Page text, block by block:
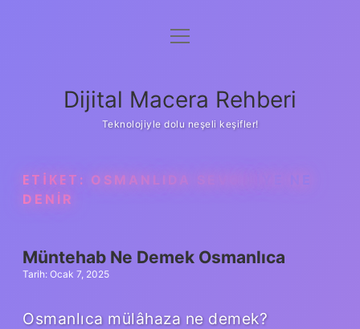
Anasayfa
Yasal Uyarı
menüyü
Dijital Macera Rehberi
Teknolojiyle dolu neşeli keşifler!
ETIKET: OSMANLIDA SEVGILIYE NE
DENIR
Müntehab Ne Demek Osmanlıca
Tarih: Ocak 7, 2025
Osmanlıca mülâhaza ne demek?